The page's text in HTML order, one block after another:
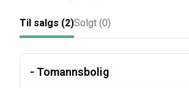
Til salgs (2)Solgt (0)
- Tomannsbolig